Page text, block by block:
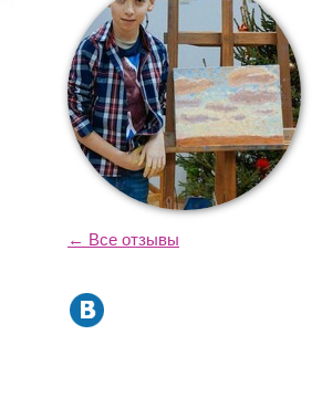
← Все отзывы